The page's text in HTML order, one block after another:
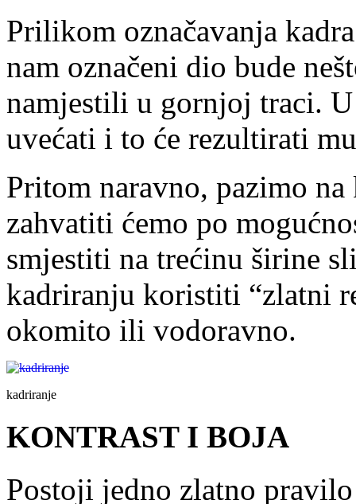
Prilikom označavanja
nam označeni dio bude
namjestili u gornjoj traci.
uvećati i to će rezultirati
Pritom naravno, pazimo
zahvatiti ćemo po
smjestiti na trećinu širine
kadriranju koristiti “zlatni
okomito ili vodoravno.
kadriranje
KONTRAST I BOJA
Postoji jedno zlatno